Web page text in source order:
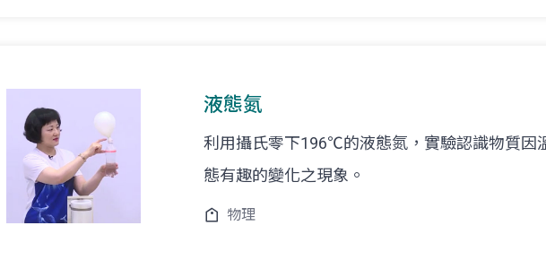
液態氮
利用攝氏零下196℃的液態氮，實驗認識物質因
態有趣的變化之現象。
物理